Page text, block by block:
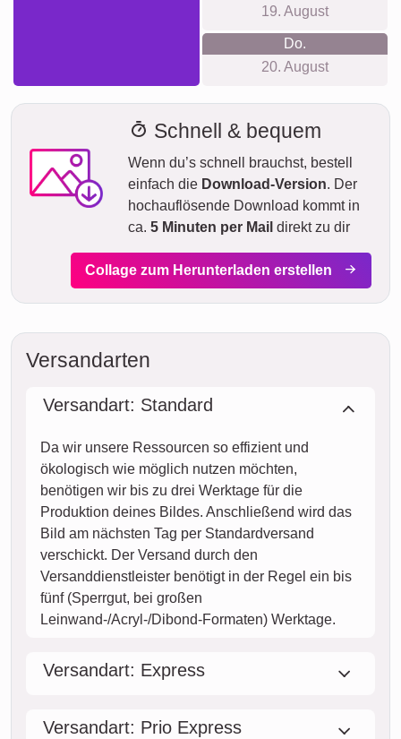
19. August
Do.
20. August
Schnell & bequem
Wenn du’s schnell brauchst, bestell
einfach die Download-Version. Der
hochauflösende Download kommt in
ca. 5 Minuten per Mail direkt zu dir
Collage zum Herunterladen erstellen
Versandarten
Versandart: Standard
Da wir unsere Ressourcen so effizient und
ökologisch wie möglich nutzen möchten,
benötigen wir bis zu drei Werktage für die
Produktion deines Bildes. Anschließend wird das
Bild am nächsten Tag per Standardversand
verschickt. Der Versand durch den
Versanddienstleister benötigt in der Regel ein bis
fünf (Sperrgut, bei großen
Leinwand-/Acryl-/Dibond-Formaten) Werktage.
Versandart: Express
Versandart: Prio Express